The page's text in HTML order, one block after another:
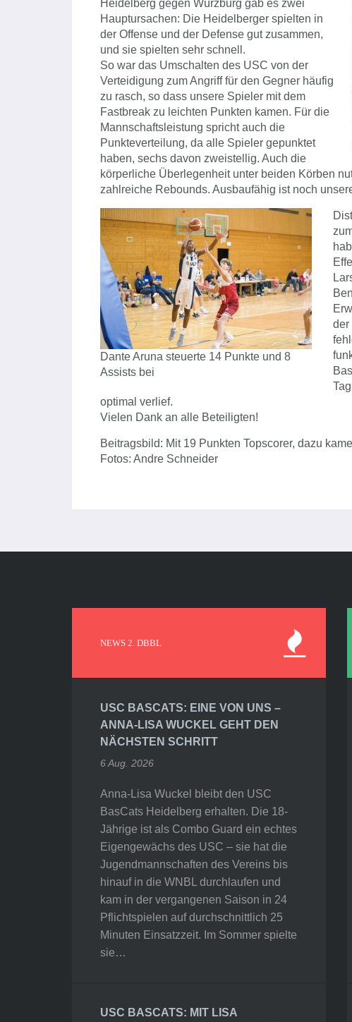
Heidelberg gegen Würzburg gab es zwei
Hauptursachen: Die Heidelberger spielten in
der Offense und der Defense gut zusammen,
und sie spielten sehr schnell.
So war das Umschalten des USC von der
Verteidigung zum Angriff für den Gegner häufig
zu rasch, so dass unsere Spieler mit dem
Fastbreak zu leichten Punkten kamen. Für die
Mannschaftsleistung spricht auch die
Punkteverteilung, da alle Spieler gepunktet
haben, sechs davon zweistellig. Auch die
körperliche Überlegenheit unter beiden Körben
zahlreiche Rebounds. Ausbaufähig ist noch
Dante Aruna steuerte 14 Punkte und 8
Assists bei
der
optimal verlief.
Vielen Dank an alle Beteiligten!
Beitragsbild: Mit 19 Punkten Topscorer, dazu
Fotos: Andre Schneider
NEWS 2. DBBL
USC BASCATS: EINE VON UNS –
ANNA-LISA WUCKEL GEHT DEN
NÄCHSTEN SCHRITT
6 Aug. 2026
Anna-Lisa Wuckel bleibt den USC
BasCats Heidelberg erhalten. Die 18-
Jährige ist als Combo Guard ein echtes
Eigengewächs des USC – sie hat die
Jugendmannschaften des Vereins bis
hinauf in die WNBL durchlaufen und
kam in der vergangenen Saison in 24
Pflichtspielen auf durchschnittlich 25
Minuten Einsatzzeit. Im Sommer spielte
sie…
USC BASCATS: MIT LISA